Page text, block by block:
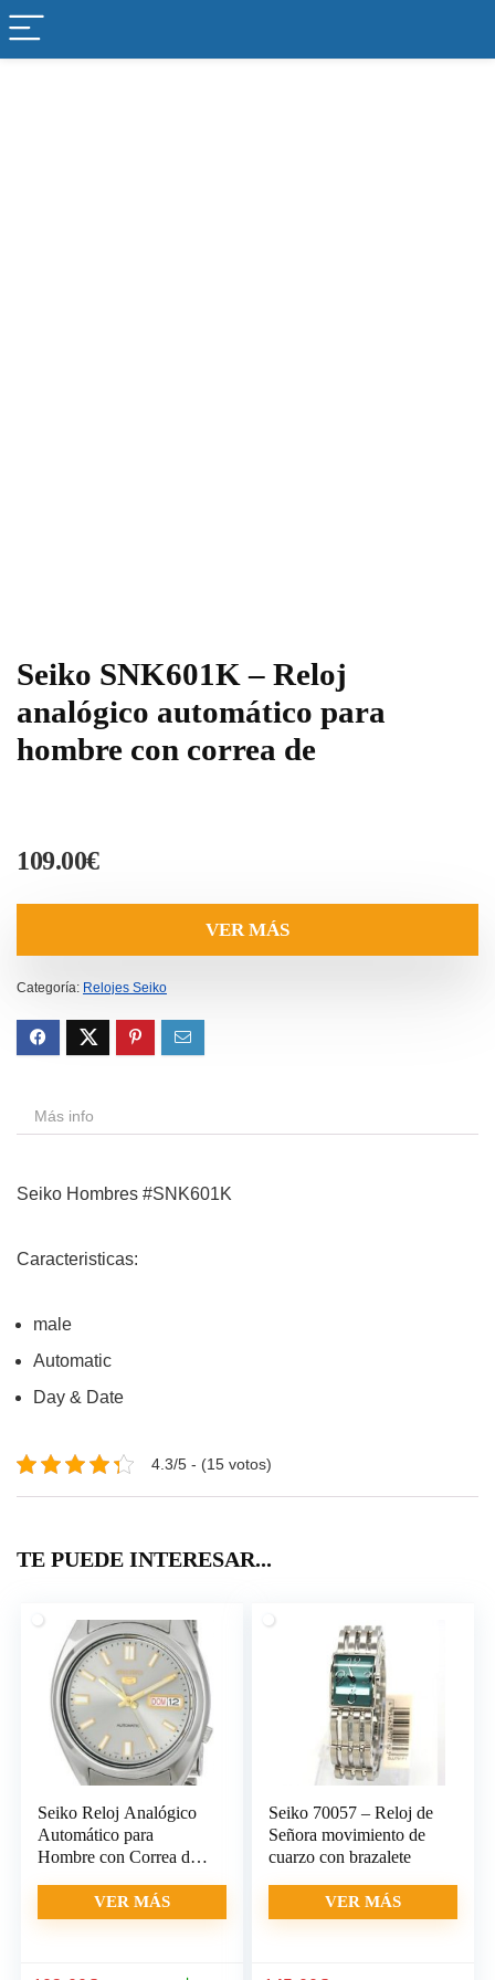
Seiko SNK601K – Reloj
analógico automático para
hombre con correa de
109.00€
VER MÁS
Categoría: Relojes Seiko
Más info
Seiko Hombres #SNK601K
Caracteristicas:
male
Automatic
Day & Date
4.3/5 - (15 votos)
TE PUEDE INTERESAR...
Seiko Reloj Analógico
Automático para
Hombre con Correa de
VER MÁS
Seiko 70057 – Reloj de
Señora movimiento de
cuarzo con brazalete
VER MÁS